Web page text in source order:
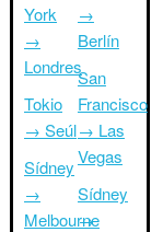
York
→
Londres
Tokio
→ Seúl
Sídney
→
Melbourne
→
Berlín
San
Francisco
→ Las
Vegas
Sídney
→